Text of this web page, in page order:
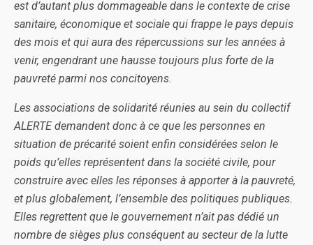
est d’autant plus dommageable dans le contexte de crise
sanitaire, économique et sociale qui frappe le pays depuis
des mois et qui aura des répercussions sur les années à
venir, engendrant une hausse toujours plus forte de la
pauvreté parmi nos concitoyens.
Les associations de solidarité réunies au sein du collectif
ALERTE demandent donc à ce que les personnes en
situation de précarité soient enfin considérées selon le
poids qu’elles représentent dans la société civile, pour
construire avec elles les réponses à apporter à la pauvreté,
et plus globalement, l’ensemble des politiques publiques.
Elles regrettent que le gouvernement n’ait pas dédié un
nombre de sièges plus conséquent au secteur de la lutte